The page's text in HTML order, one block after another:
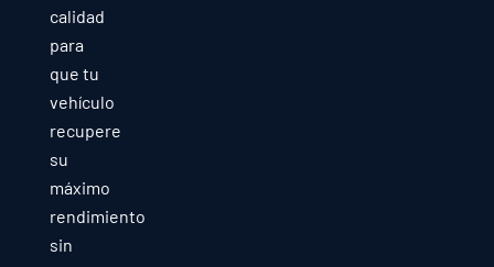
calidad
para
que tu
vehículo
recupere
su
máximo
rendimiento
sin